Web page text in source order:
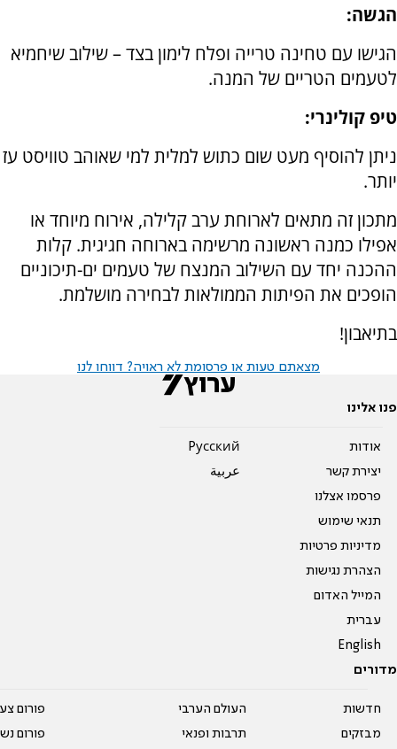
הגשה:
הגישו עם טחינה טרייה ופלח לימון בצד – שילוב שיחמיא
לטעמים הטריים של המנה.
טיפ קולינרי:
ניתן להוסיף מעט שום כתוש למלית למי שאוהב טוויסט עז
יותר.
מתכון זה מתאים לארוחת ערב קלילה, אירוח מיוחד או
אפילו כמנה ראשונה מרשימה בארוחה חגיגית. קלות
ההכנה יחד עם השילוב המנצח של טעמים ים-תיכוניים
הופכים את הפיתות הממולאות לבחירה מושלמת.
בתיאבון!
מצאתם טעות או פרסומת לא ראויה? דווחו לנו
פנו אלינו
אודות
יצירת קשר
פרסמו אצלנו
תנאי שימוש
מדיניות פרטיות
הצהרת נגישות
המייל האדום
עברית
English
Pусский
عربية
מדורים
חדשות
מבזקים
העולם הערבי
תרבות ופנאי
פורום
פורום